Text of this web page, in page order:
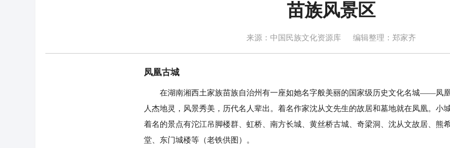
苗族风景区
来源：中国民族文化资源库 编辑整理：郑家齐
凤凰古城
在湖南湘西土家族苗族自治州有一座如她名字般美丽的国家级历史文化名城——凤凰
人杰地灵，风景秀美，历代名人辈出。着名作家沈从文先生的故居和墓地就在凤凰。小
着名的景点有沱江吊脚楼群、虹桥、南方长城、黄丝桥古城、奇梁洞、沈从文故居、熊
堂、东门城楼等（老铁供图）。